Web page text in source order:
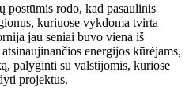
postūmis rodo, kad pasaulinis
kuriuose vykdoma tvirta
jau seniai buvo viena iš
energijos kūrėjams,
palyginti su valstijomis, kuriose
projektus.